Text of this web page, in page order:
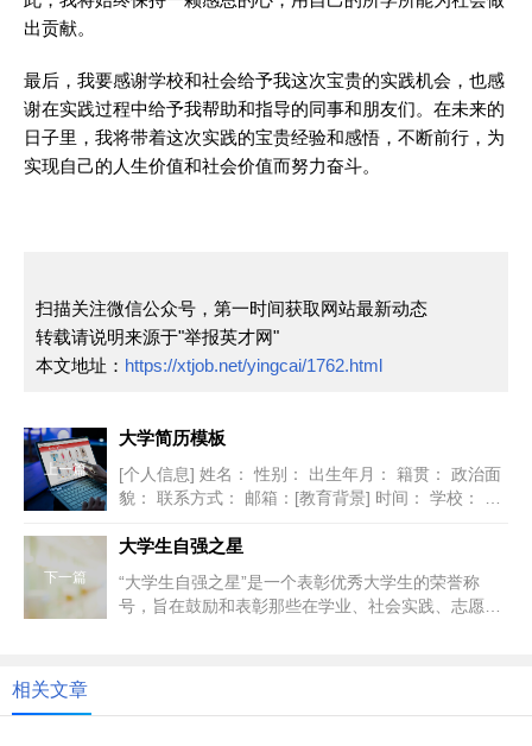
出贡献。
最后，我要感谢学校和社会给予我这次宝贵的实践机会，也感
谢在实践过程中给予我帮助和指导的同事和朋友们。在未来的
日子里，我将带着这次实践的宝贵经验和感悟，不断前行，为
实现自己的人生价值和社会价值而努力奋斗。
扫描关注微信公众号，第一时间获取网站最新动态
转载请说明来源于"举报英才网"
本文地址： https://xtjob.net/yingcai/1762.html
上一篇
大学简历模板
[个人信息] 姓名： 性别： 出生年月： 籍贯： 政治面
貌： 联系方式： 邮箱：[教育背景] 时间： 学校： 专
下一篇
大学生自强之星
“大学生自强之星”是一个表彰优秀大学生的荣誉称
号，旨在鼓励和表彰那些在学业、社会实践、志愿服
相关文章